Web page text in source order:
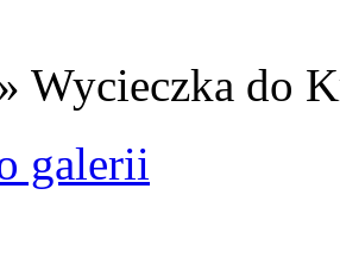
Wycieczka do
galerii